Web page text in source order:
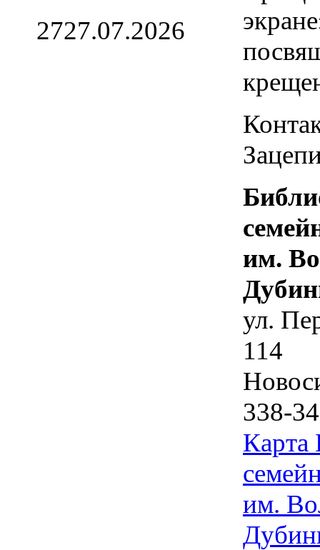
2727.07.2026
им.
ул.
114
338-
Карта
им.